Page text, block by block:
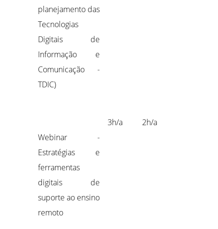
planejamento das
Tecnologias
Digitais de
Informação e
Comunicação -
TDIC)
Webinar -
Estratégias e
ferramentas
digitais de
suporte ao ensino
remoto
3h/a 2h/a